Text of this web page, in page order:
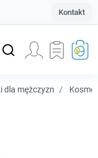
Kontakt
dla mężczyzn